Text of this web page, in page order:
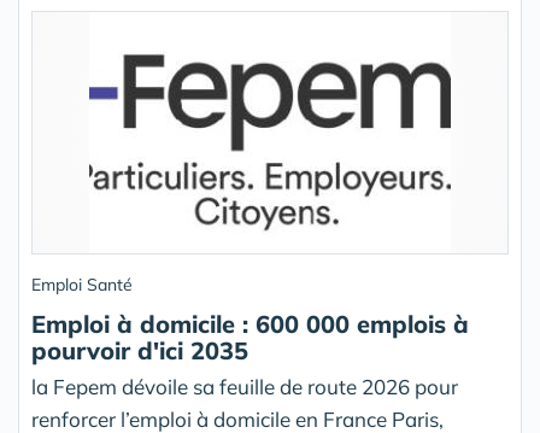
Emploi Santé
Emploi à domicile : 600 000 emplois à
pourvoir d'ici 2035
la Fepem dévoile sa feuille de route 2026 pour
renforcer l’emploi à domicile en France Paris,